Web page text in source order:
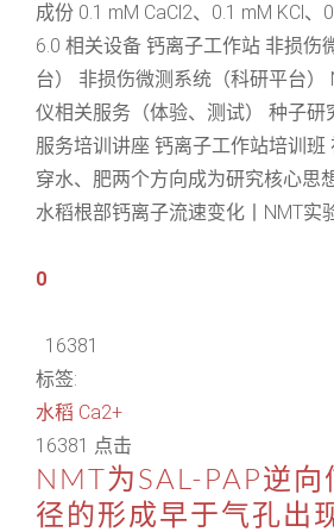
成份 0.1 mM CaCl2、0.1 mM KCl、
6.0 相关设备 钙离子工作站 非损伤
台） 非损伤微测系统（科研平台）
仪相关服务（体验、测试） 种子研
服务培训讲座 钙离子工作站培训班
穿水、肥两个方向成为研究核心思
水稻根部钙离子流速变化丨NMT实
0
16381
标签:
水稻 Ca2+
16381 点击
NMT为SAL-PAP逆向
径的形成早于气孔出